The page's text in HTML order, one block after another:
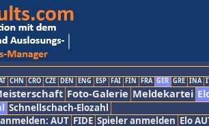
CHN CRO CZE DEN ENG ESP FAI FIN FRA GER GRE INA
Foto-Galerie Meldekartei
Schnellschach-Elozahl
AUT FIDE Spieler anmelden Elo